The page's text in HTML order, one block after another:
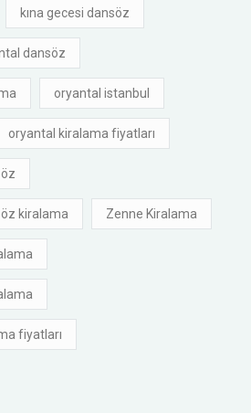
kına gecesi dansöz
dansöz
oryantal istanbul
oryantal kiralama fiyatları
kiralama Zenne Kiralama
fiyatları